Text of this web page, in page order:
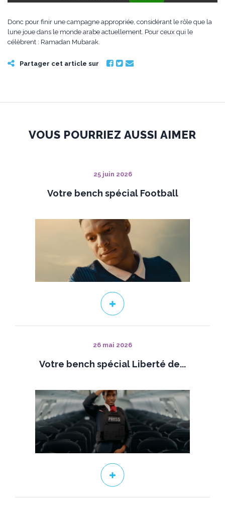
Donc pour finir une campagne appropriée, considérant le rôle que la
lune joue dans le monde arabe actuellement. Pour ceux qui le
célèbrent : Ramadan Mubarak.
Partager cet article sur
VOUS POURRIEZ AUSSI AIMER
25 juin 2026
Votre bench spécial Football
26 mai 2026
Votre bench spécial Liberté de...